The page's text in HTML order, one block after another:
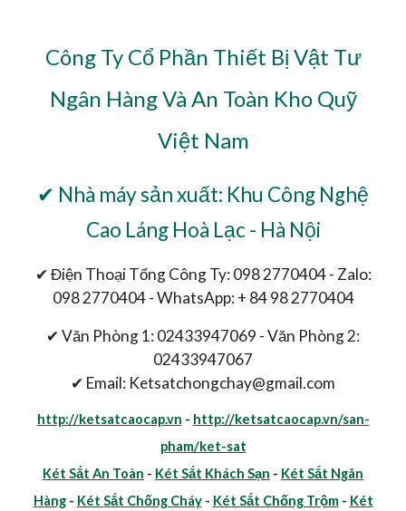
Công Ty Cổ Phần Thiết Bị Vật Tư
Ngân Hàng Và An Toàn Kho Quỹ
Việt Nam
✔ Nhà máy sản xuất: Khu Công Nghệ
Cao Láng Hoà Lạc - Hà Nội
✔ Điện Thoại Tổng Công Ty: 098 2770404 - Zalo:
098 2770404 - WhatsApp: + 84 98 2770404
✔ Văn Phòng 1: 02433947069 - Văn Phòng 2:
02433947067
✔ Email: Ketsatchongchay@gmail.com
http://ketsatcaocap.vn - http://ketsatcaocap.vn/san-
pham/ket-sat
Két Sắt An Toàn - Két Sắt Khách Sạn - Két Sắt Ngân
Hàng- Két Sắt Chống Cháy- Két Sắt Chống Trộm- Két